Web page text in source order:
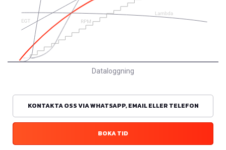
Dataloggning
KONTAKTA OSS VIA WHATSAPP, EMAIL ELLER TELEFON
BOKA TID